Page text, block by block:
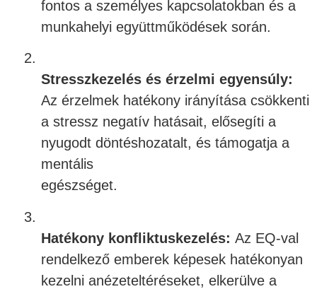
fontos a személyes kapcsolatokban és a
munkahelyi együttműködések során.
2.
Stresszkezelés és érzelmi egyensúly:
Az érzelmek hatékony irányítása csökkenti
a stressz negatív hatásait, elősegíti a
nyugodt döntéshozatalt, és támogatja a
mentális
egészséget.
3.
Hatékony konfliktuskezelés: Az EQ-val
rendelkező emberek képesek hatékonyan
kezelni anézeteltéréseket, elkerülve a